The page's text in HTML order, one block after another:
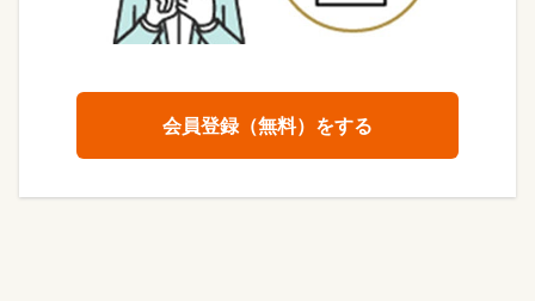
会員登録（無料）をする